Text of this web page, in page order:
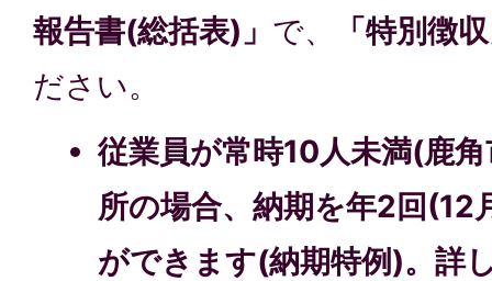
報告書(総括表)」 で、
「特別徴
ださい。
従業員が常時10人未満(鹿
所の場合、納期を年2回
ができます(納期特例)。詳